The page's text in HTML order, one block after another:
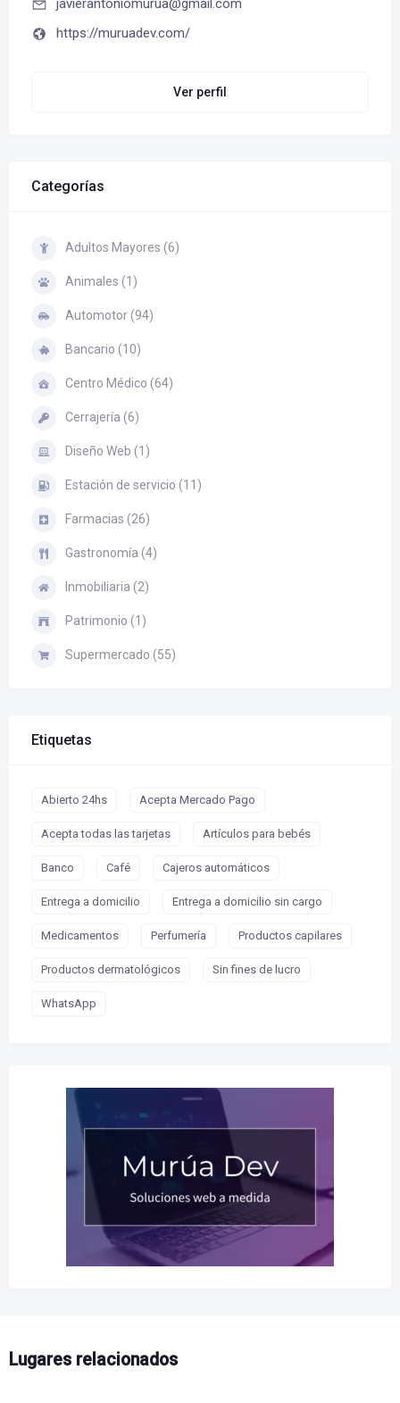
javierantoniomurua@gmail.com
https://muruadev.com/
Ver perfil
Categorías
Adultos Mayores (6)
Animales (1)
Automotor (94)
Bancario (10)
Centro Médico (64)
Cerrajería (6)
Diseño Web (1)
Estación de servicio (11)
Farmacias (26)
Gastronomía (4)
Inmobiliaria (2)
Patrimonio (1)
Supermercado (55)
Etiquetas
Abierto 24hs Acepta Mercado Pago
Acepta todas las tarjetas Artículos para bebés
Banco Café Cajeros automáticos
Entrega a domicilio Entrega a domicilio sin cargo
Medicamentos Perfumería Productos capilares
Productos dermatológicos Sin fines de lucro
WhatsApp
Lugares relacionados